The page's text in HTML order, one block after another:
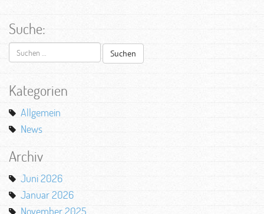
Suche:
Suchen
nach:
Kategorien
Allgemein
News
Archiv
Juni 2026
Januar 2026
November 2025